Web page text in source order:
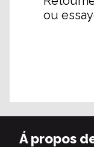
ou
Á propos